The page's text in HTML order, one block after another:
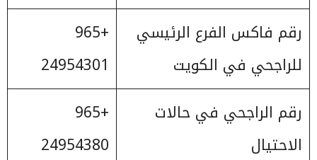
رقم فاكس الفرع الرئيسي
للراجحي في الكويت
+965
24954301
رقم الراجحي في حالات
الاحتيال
+965
24954380